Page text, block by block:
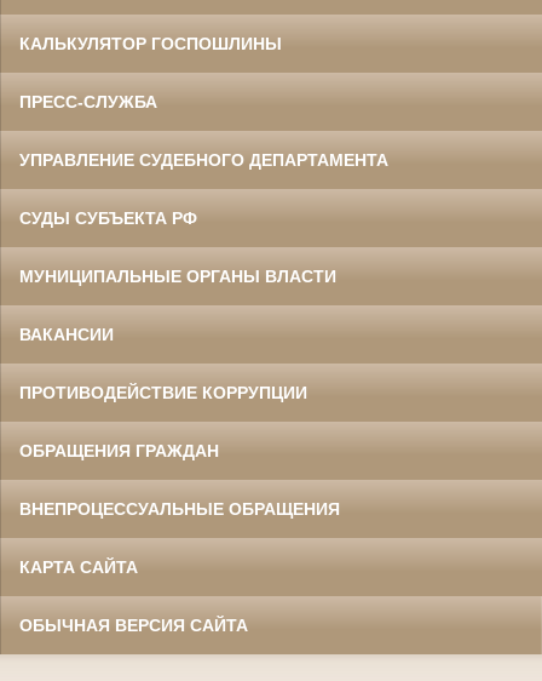
КАЛЬКУЛЯТОР ГОСПОШЛИНЫ
ПРЕСС-СЛУЖБА
УПРАВЛЕНИЕ СУДЕБНОГО ДЕПАРТАМЕНТА
СУДЫ СУБЪЕКТА РФ
МУНИЦИПАЛЬНЫЕ ОРГАНЫ ВЛАСТИ
ВАКАНСИИ
ПРОТИВОДЕЙСТВИЕ КОРРУПЦИИ
ОБРАЩЕНИЯ ГРАЖДАН
ВНЕПРОЦЕССУАЛЬНЫЕ ОБРАЩЕНИЯ
КАРТА САЙТА
ОБЫЧНАЯ ВЕРСИЯ САЙТА